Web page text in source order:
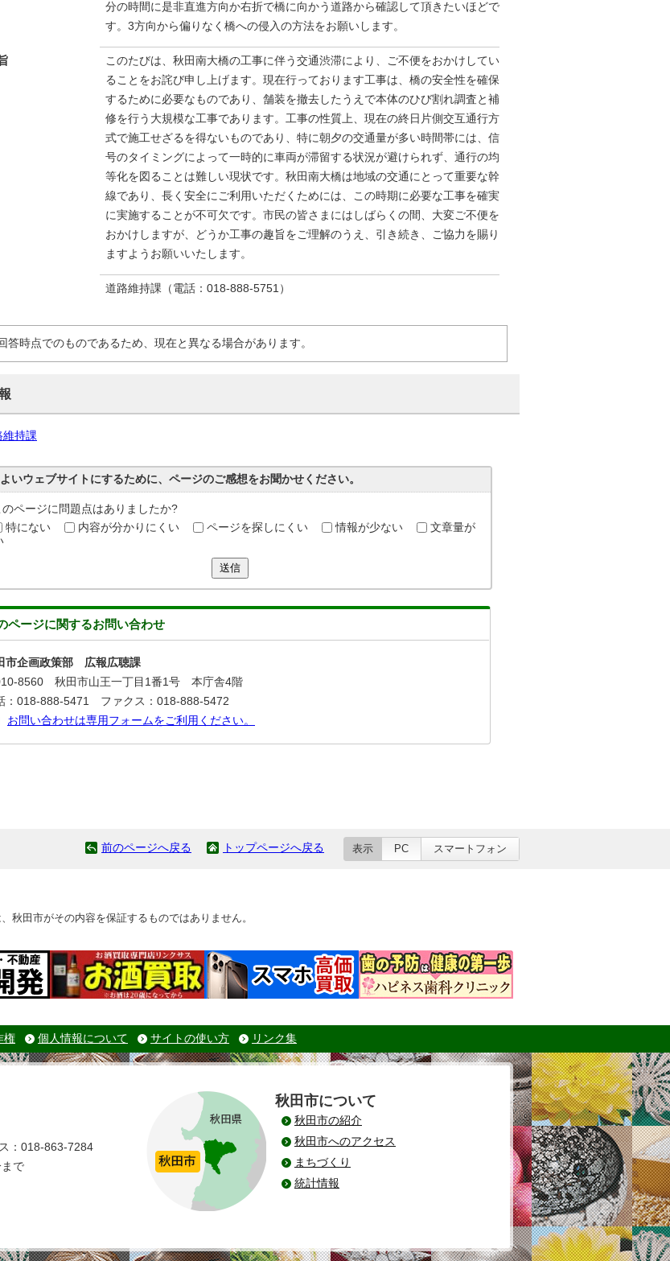
分の時間に是非直進方向か右折で橋に向かう道路から確認して頂きたいほどで
す。3方向から偏りなく橋への侵入の方法をお願いします。
このたびは、秋田南大橋の工事に伴う交通渋滞により、ご不便をおかけしてい
ることをお詫び申し上げます。現在行っております工事は、橋の安全性を確保
するために必要なものであり、舗装を撤去したうえで本体のひび割れ調査と補
修を行う大規模な工事であります。工事の性質上、現在の終日片側交互通行方
式で施工せざるを得ないものであり、特に朝夕の交通量が多い時間帯には、信
号のタイミングによって一時的に車両が滞留する状況が避けられず、通行の均
等化を図ることは難しい現状です。秋田南大橋は地域の交通にとって重要な幹
線であり、長く安全にご利用いただくためには、この時期に必要な工事を確実
に実施することが不可欠です。市民の皆さまにはしばらくの間、大変ご不便を
おかけしますが、どうか工事の趣旨をご理解のうえ、引き続き、ご協力を賜り
ますようお願いいたします。
道路維持課（電話：018-888-5751）
答時点でのものであるため、現在と異なる場合があります。
維持課
いウェブサイトにするために、ページのご感想をお聞かせください。
のページに問題点はありましたか?
特にない
内容が分かりにくい ページを探しにくい 情報が少ない
文章量が
送信
ページに関するお問い合わせ
市企画政策部 広報広聴課
8560 秋田市山王一丁目1番1号 本庁舎4階
：018-888-5471 ファクス：018-888-5472
お問い合わせは専用フォームをご利用ください。
前のページへ戻る トップページへ戻る 表示 PC スマートフォン
秋田市がその内容を保証するものではありません。
権 個人情報について サイトの使い方 リンク集
：018-863-7284
で
秋田市について
秋田市の紹介
秋田市へのアクセス
まちづくり
統計情報